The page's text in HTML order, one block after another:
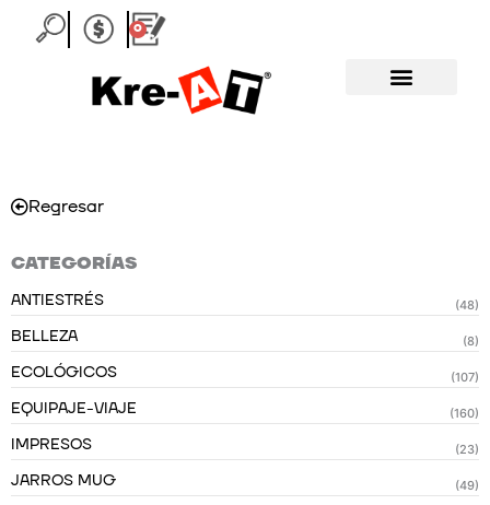
0
Carrito
Regresar
CATEGORÍAS
ANTIESTRÉS (48)
BELLEZA (8)
ECOLÓGICOS (107)
EQUIPAJE-VIAJE (160)
IMPRESOS (23)
JARROS MUG (49)